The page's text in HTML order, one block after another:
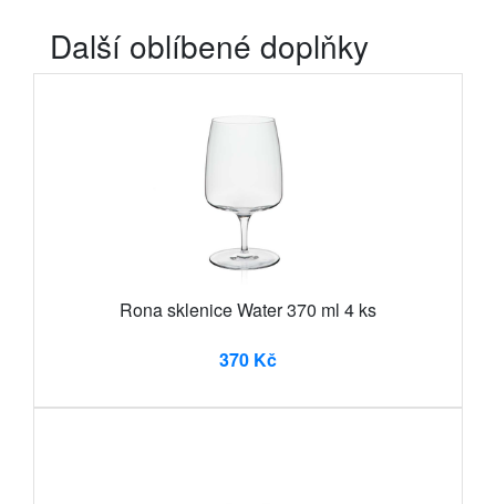
Další oblíbené doplňky
Rona sklenice Water 370 ml 4 ks
370 Kč